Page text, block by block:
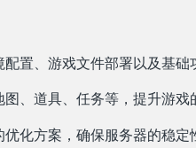
置、游戏文件部署以及基础
、道具、任务等，提升游戏
化方案，确保服务器的稳定